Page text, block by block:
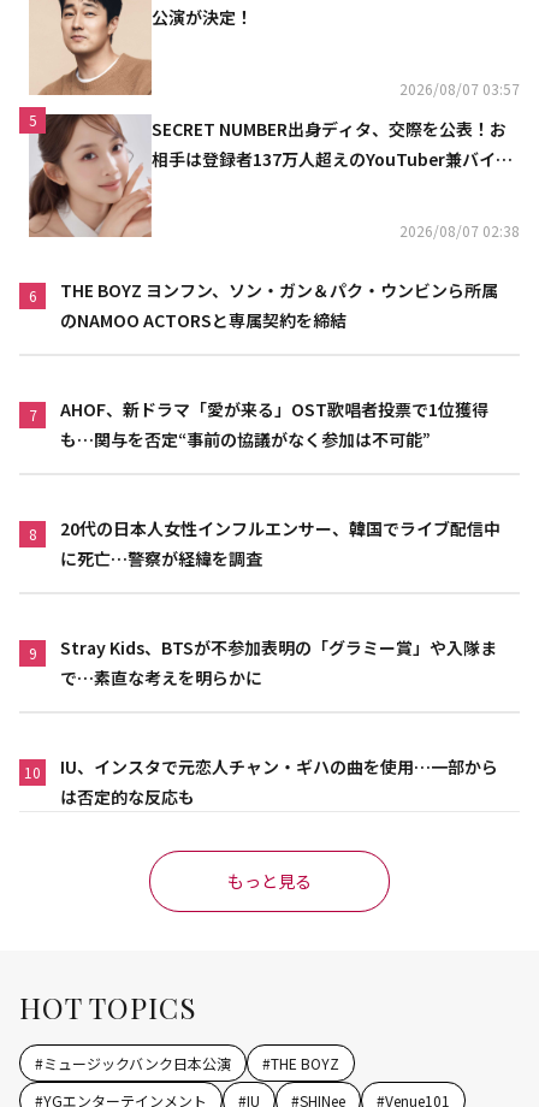
公演が決定！
2026/08/07 03:57
5
SECRET NUMBER出身ディタ、交際を公表！お
相手は登録者137万人超えのYouTuber兼バイオ
2026/08/07 02:38
6
THE BOYZ ヨンフン、ソン・ガン＆パク・ウンビンら所属
のNAMOO ACTORSと専属契約を締結
7
AHOF、新ドラマ「愛が来る」OST歌唱者投票で1位獲得
も…関与を否定“事前の協議がなく参加は不可能”
8
20代の日本人女性インフルエンサー、韓国でライブ配信中
に死亡…警察が経緯を調査
9
Stray Kids、BTSが不参加表明の「グラミー賞」や入隊ま
で…素直な考えを明らかに
10
IU、インスタで元恋人チャン・ギハの曲を使用…一部から
は否定的な反応も
もっと見る
HOT TOPICS
#ミュージックバンク日本公演 #THE BOYZ
#YGエンターテインメント #IU #SHINee #Venue101